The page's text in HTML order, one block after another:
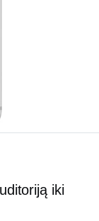
iki